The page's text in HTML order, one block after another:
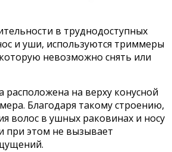
в труднодоступных
и уши, используются триммеры
невозможно снять или
расположена на верху конусной
Благодаря такому строению,
волос в ушных раковинах и носу
при этом не вызывает